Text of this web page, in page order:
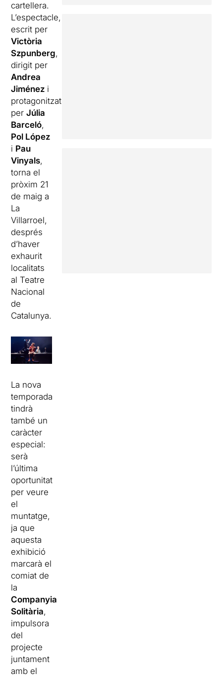
cartellera.
L’espectacle,
escrit per
Victòria
Szpunberg,
dirigit per
Andrea
Jiménez i
protagonitzat
perJúlia
Barceló,
Pol López
i Pau
Vinyals,
torna el
pròxim 21
de maig a
La
Villarroel,
després
d’haver
exhaurit
localitats
al Teatre
Nacional
de
Catalunya.
La nova
temporada
tindrà
també un
caràcter
especial:
serà
l’última
oportunitat
per veure
el
muntatge,
ja que
aquesta
exhibició
marcarà el
comiat de
la
Companyia
Solitària,
impulsora
del
projecte
juntament
amb el